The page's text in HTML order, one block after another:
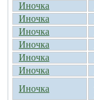
Иночка
Иночка
Иночка
Иночка
Иночка
Иночка
Иночка